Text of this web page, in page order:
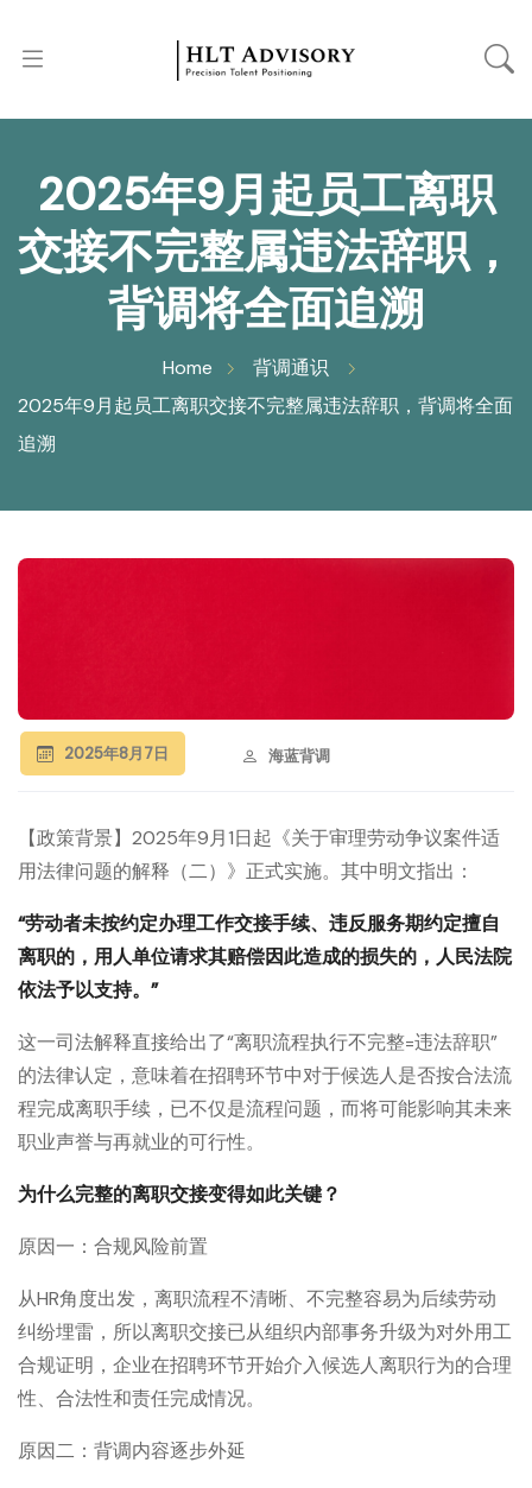
2025年9月起员工离职
交接不完整属违法辞职，
背调将全面追溯
Home
背调通识
2025年9月起员工离职交接不完整属违法辞职，背调将全面
追溯
2025年8月7日 海蓝背调
【政策背景】2025年9月1日起《关于审理劳动争议案件适
用法律问题的解释（二）》正式实施。其中明文指出：
“劳动者未按约定办理工作交接手续、违反服务期约定擅自
离职的，用人单位请求其赔偿因此造成的损失的，人民法院
依法予以支持。”
这一司法解释直接给出了“离职流程执行不完整=违法辞职”
的法律认定，意味着在招聘环节中对于候选人是否按合法流
程完成离职手续，已不仅是流程问题，而将可能影响其未来
职业声誉与再就业的可行性。
为什么完整的离职交接变得如此关键？
原因一：合规风险前置
从HR角度出发，离职流程不清晰、不完整容易为后续劳动
纠纷埋雷，所以离职交接已从组织内部事务升级为对外用工
合规证明，企业在招聘环节开始介入候选人离职行为的合理
性、合法性和责任完成情况。
原因二：背调内容逐步外延